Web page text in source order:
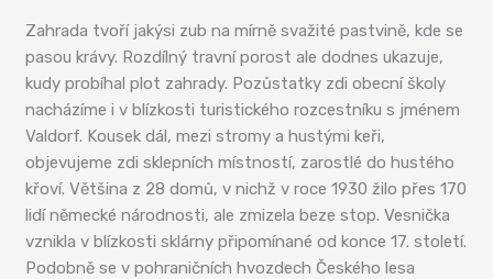
Zahrada tvoří jakýsi zub na mírně svažité pastvině, kde se
pasou krávy. Rozdílný travní porost ale dodnes ukazuje,
kudy probíhal plot zahrady. Pozůstatky zdi obecní školy
nacházíme i v blízkosti turistického rozcestníku s jménem
Valdorf. Kousek dál, mezi stromy a hustými keři,
objevujeme zdi sklepních místností, zarostlé do hustého
křoví. Většina z 28 domů, v nichž v roce 1930 žilo přes 170
lidí německé národnosti, ale zmizela beze stop. Vesnička
vznikla v blízkosti sklárny připomínané od konce 17. století.
Podobně se v pohraničních hvozdech Českého lesa